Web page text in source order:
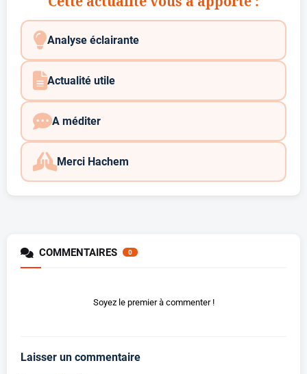
Analyse éclairante
Actualité utile
A méditer
Merci Hachem
COMMENTAIRES 0
Soyez le premier à commenter !
Laisser un commentaire